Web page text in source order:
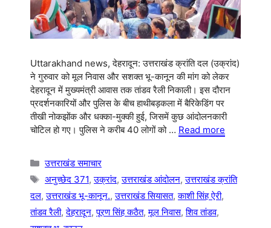
Uttarakhand news, देहरादून: उत्तराखंड क्रांति दल (उक्रांद)
ने गुरुवार को मूल निवास और सशक्त भू-कानून की मांग को लेकर
देहरादून में मुख्यमंत्री आवास तक तांडव रैली निकाली। इस दौरान
प्रदर्शनकारियों और पुलिस के बीच हाथीबड़कला में बैरिकेडिंग पर
तीखी नोकझोंक और धक्का-मुक्की हुई, जिसमें कुछ आंदोलनकारी
चोटिल हो गए। पुलिस ने करीब 40 लोगों को … Read more
Categories
उत्तराखंड समाचार
Tags
अनुच्छेद 371,उक्रांद,उत्तराखंड आंदोलन,उत्तराखंड क्रांति
दल,उत्तराखंड भू-कानून.,उत्तराखंड सियासत,काशी सिंह ऐरी,
तांडव रैली,देहरादून,पूरण सिंह कठैत,मूल निवास,शिव तांडव,